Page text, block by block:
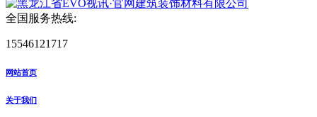
全国服务热线:
15546121717
网站首页
关于我们